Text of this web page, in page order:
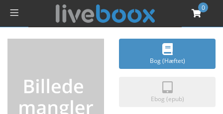
0
Bog (Hæftet)
Ebog (epub)